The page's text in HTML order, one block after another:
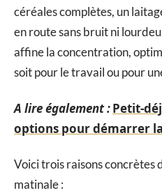
céréales complètes, un
en route sans bruit ni
affine la concentration,
soit pour le travail ou pour
A lire également :Petit-
options pour démarrer
Voici trois raisons
matinale :